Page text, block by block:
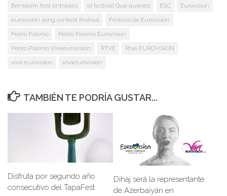
Benidorm fest entradas
el festival Que quieres ESC
Eurovision
eurovision song contest festival
Festival de Eurovisión
Pedro Palomo
Pedro Palomo Eurovision
Pedro Palomo Vivaeurovision
RTVE
Rtve EUROVISION
viva eurovision
vivaeurovision
TAMBIÉN TE PODRÍA GUSTAR...
Disfruta por segundo año
consecutivo del TapaFest
Dihaj será la representante
de Azerbaiyán en